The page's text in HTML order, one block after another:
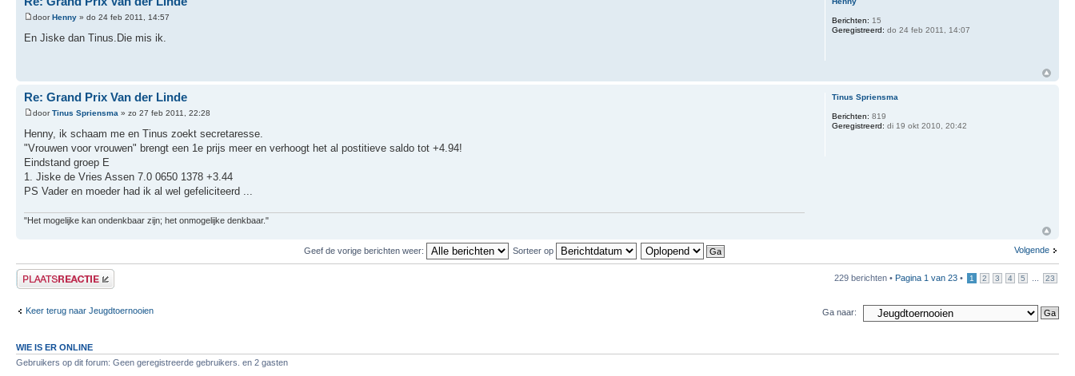
doorHenny » do 24 feb 2011, 14:57
En Jiske dan Tinus.Die mis ik.
Berichten: 15
Geregistreerd: do 24 feb 2011, 14:07
Re: Grand Prix Van der Linde
doorTinus Spriensma » zo 27 feb 2011, 22:28
Henny, ik schaam me en Tinus zoekt secretaresse.
"Vrouwen voor vrouwen" brengt een 1e prijs meer en verhoogt het al postitieve saldo tot +4.94!
Eindstand groep E
1. Jiske de Vries Assen 7.0 0650 1378 +3.44
PS Vader en moeder had ik al wel gefeliciteerd ...
"Het mogelijke kan ondenkbaar zijn; het onmogelijke denkbaar."
Tinus Spriensma
Berichten: 819
Geregistreerd: di 19 okt 2010, 20:42
Volgende
Geef de vorige berichten weer: Sorteer op
Plaats een reactie 229 berichten • Pagina 1 van 23 • 1 2 3 4 5 23
Keer terug naar Jeugdtoernooien Ga naar:
WIE IS ER ONLINE
Gebruikers op dit forum: Geen geregistreerde gebruikers. en 2 gasten